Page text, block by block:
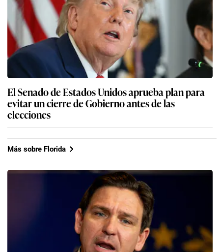
El Senado de Estados Unidos aprueba plan para
evitar un cierre de Gobierno antes de las
elecciones
Más sobre Florida